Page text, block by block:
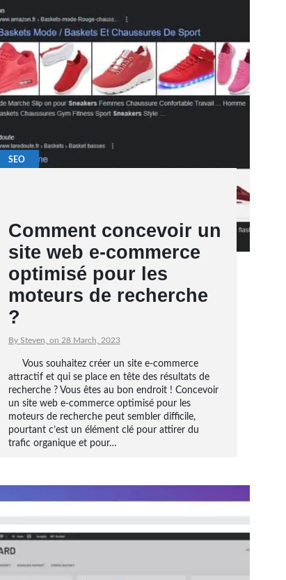
SEO
Comment concevoir un
site web e-commerce
optimisé pour les
moteurs de recherche
?
By Steven, on 28 March, 2023
Vous souhaitez créer un site e-commerce
attractif et qui se place en tête des résultats de
recherche ? Vous êtes au bon endroit ! Concevoir
un site web e-commerce optimisé pour les
moteurs de recherche peut sembler difficile,
pourtant c’est un élément clé pour attirer du
trafic organique et pour…